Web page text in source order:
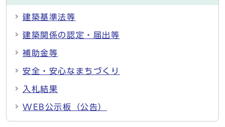
建築基準法等
建築関係の認定・届出等
補助金等
安全・安心なまちづくり
入札結果
WEB公示板（公告）